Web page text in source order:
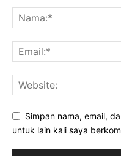
Simpan nama, email,
untuk lain kali saya